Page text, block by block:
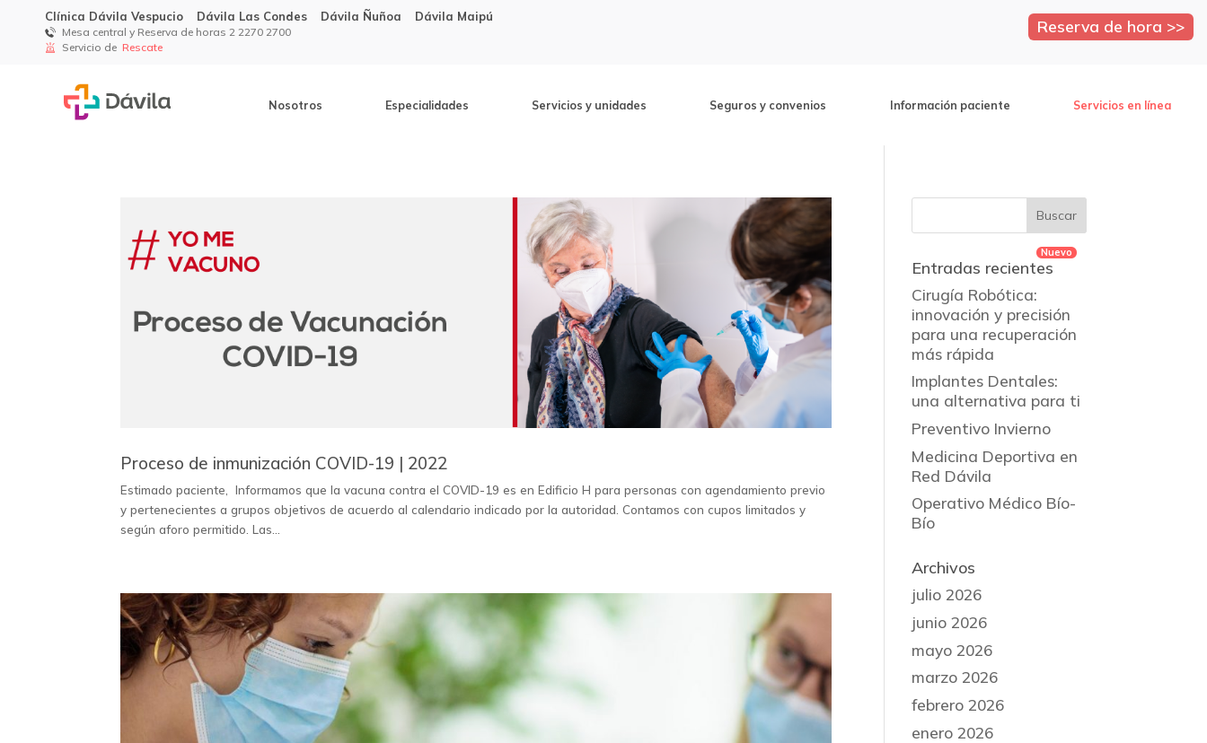
Clínica Dávila Vespucio Dávila Las Condes Dávila Ñuñoa Dávila Maipú Reserva de hora >>
Mesa central y Reserva de horas 2 2270 2700
Servicio de Rescate
Nosotros Especialidades Servicios y unidades Seguros y convenios Información paciente Servicios en línea
Proceso de inmunización COVID-19 | 2022
Estimado paciente, Informamos que la vacuna contra el COVID-19 es en Edificio H para personas con agendamiento previo
y pertenecientes a grupos objetivos de acuerdo al calendario indicado por la autoridad. Contamos con cupos limitados y
según aforo permitido. Las...
Entradas recientes
Cirugía Robótica:
innovación y precisión
para una recuperación
más rápida
Implantes Dentales:
una alternativa para ti
Preventivo Invierno
Medicina Deportiva en
Red Dávila
Operativo Médico Bío-
Bío
Archivos
julio 2026
junio 2026
mayo 2026
marzo 2026
febrero 2026
enero 2026